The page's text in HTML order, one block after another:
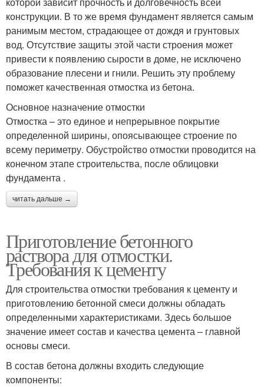
конструкции. В то же время фундамент является самым
ранимым местом, страдающее от дождя и грунтовых
вод. Отсутствие защиты этой части строения может
привести к появлению сырости в доме, не исключено
образование плесени и гнили. Решить эту проблему
поможет качественная отмостка из бетона.
Основное назначение отмостки
Отмостка – это единое и непрерывное покрытие
определенной ширины, опоясывающее строение по
всему периметру. Обустройство отмостки проводится на
конечном этапе строительства, после облицовки
фундамента .
читать дальше →
Приготовление бетонного
раствора для отмостки.
Требования к цементу
Для строительства отмостки требования к цементу и
приготовлению бетонной смеси должны обладать
определенными характеристиками. Здесь большое
значение имеет состав и качества цемента – главной
основы смеси.
В состав бетона должны входить следующие
компоненты: